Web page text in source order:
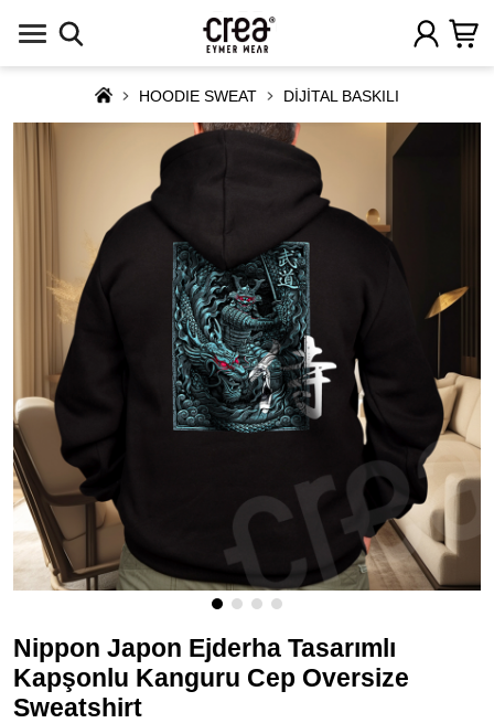
HOODIE SWEAT DİJİTAL BASKILI
Nippon Japon Ejderha Tasarımlı
Kapşonlu Kanguru Cep Oversize
Sweatshirt